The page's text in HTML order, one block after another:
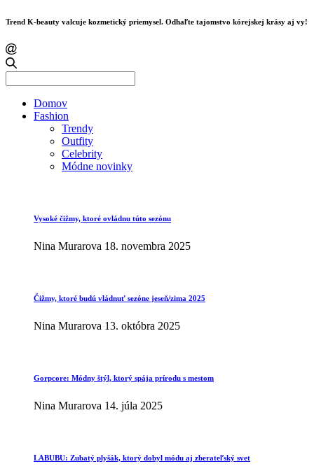
Trend K-beauty valcuje kozmetický priemysel. Odhaľte tajomstvo kórejskej krásy aj vy!
for:
Domov
Fashion
Trendy
Outfity
Celebrity
Módne novinky
Vysoké čižmy, ktoré ovládnu túto sezónu
Nina Murarova 18. novembra 2025
Čižmy, ktoré budú vládnuť sezóne jeseň/zima 2025
Nina Murarova 13. októbra 2025
Gorpcore: Módny štýl, ktorý spája prírodu s mestom
Nina Murarova 14. júla 2025
LABUBU: Zubatý plyšák, ktorý dobyl módu aj zberateľský svet